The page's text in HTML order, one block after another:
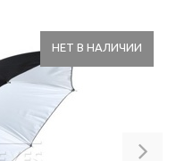
НЕТ В НАЛИЧИИ